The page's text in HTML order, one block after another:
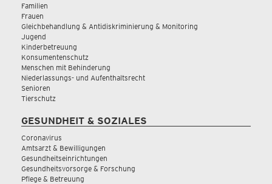
Familien
Frauen
Gleichbehandlung & Antidiskriminierung & Monitoring
Jugend
Kinderbetreuung
Konsumentenschutz
Menschen mit Behinderung
Niederlassungs- und Aufenthaltsrecht
Senioren
Tierschutz
GESUNDHEIT & SOZIALES
Coronavirus
Amtsarzt & Bewilligungen
Gesundheitseinrichtungen
Gesundheitsvorsorge & Forschung
Pflege & Betreuung